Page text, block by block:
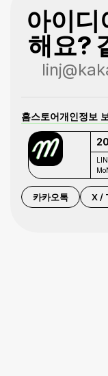
아이디
해요?
홈스토어개인정보
카카오톡 X /